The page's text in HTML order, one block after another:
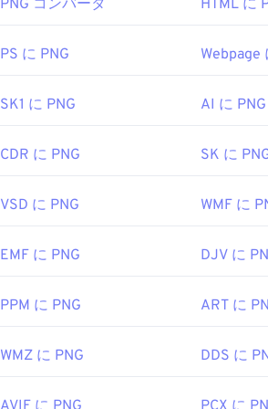
また、PNGファイルはすべてのウェブブ
ターをご利用ください。
PNGファイルを開いて編集するには、
加する際に注意が必要です。PNGファイ
役立つリンク:
PNG コンバータ HTML に
PS に PNG Webpage
SK1 に PNG AI に PNG
CDR に PNG SK に
VSD に PNG WMF に
EMF に PNG DJV に
PPM に PNG ART に
WMZ に PNG DDS に